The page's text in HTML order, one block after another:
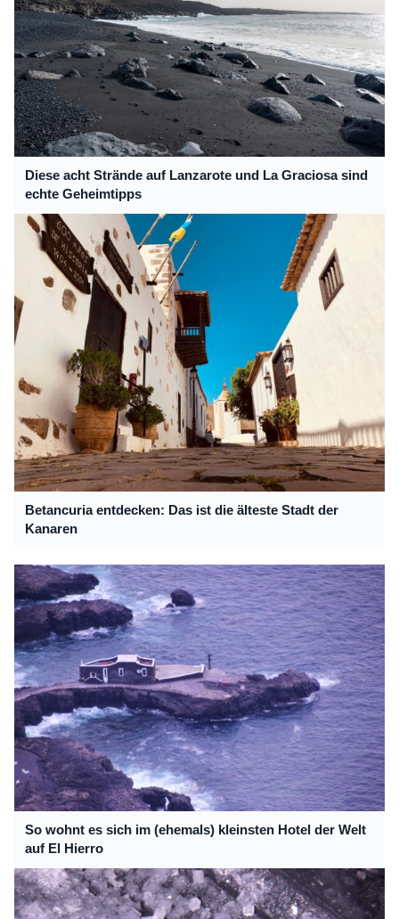
Diese acht Strände auf Lanzarote und La Graciosa sind
echte Geheimtipps
Betancuria entdecken: Das ist die älteste Stadt der
Kanaren
So wohnt es sich im (ehemals) kleinsten Hotel der Welt
auf El Hierro